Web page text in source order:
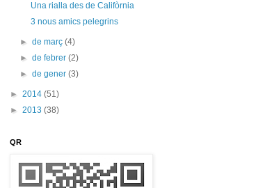
Una rialla des de Califòrnia
3 nous amics pelegrins
►de març(4)
►de febrer(2)
►de gener(3)
► 2014 (51)
► 2013 (38)
QR